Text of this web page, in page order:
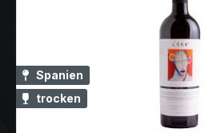
Spanien
trocken